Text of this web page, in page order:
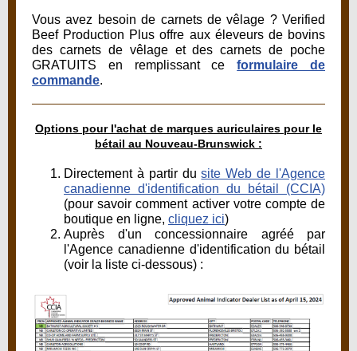
Vous avez besoin de carnets de vêlage ? Verified
Beef Production Plus offre aux éleveurs de bovins
des carnets de vêlage et des carnets de poche
GRATUITS en remplissant ceformulaire de
commande.
Options pour l'achat de marques auriculaires pour le
bétail au Nouveau-Brunswick :
Directement à partir dusite Web de l'Agence
canadienne d'identification du bétail (CCIA)
(pour savoir comment activer votre compte de
boutique en ligne, cliquez ici)
Auprès d'un concessionnaire agréé par
l'Agence canadienne d'identification du bétail
(voir la liste ci-dessous) :